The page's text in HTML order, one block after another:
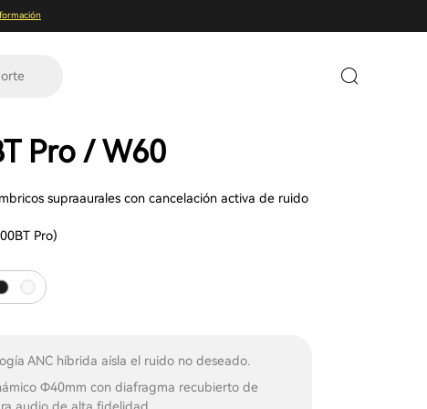
Pro / W60
supraaurales con cancelación activa de ruido
Pro)
ANC híbrida aísla el ruido no deseado.
Φ40mm con diafragma recubierto de